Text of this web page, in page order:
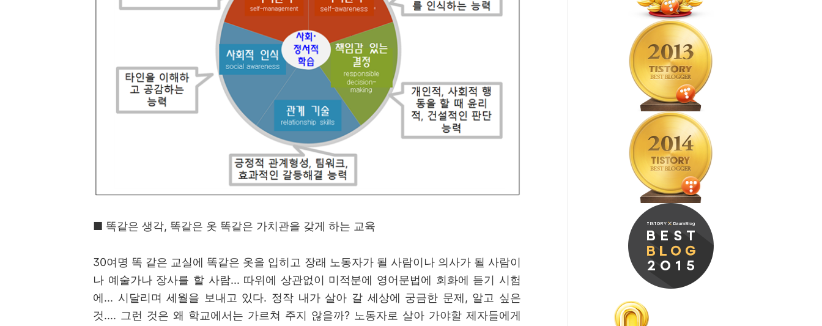
■ 똑같은 생각, 똑같은 옷 똑같은 가치관을 갖게 하는 교육
30여명 똑 같은 교실에 똑같은 옷을 입히고 장래 노동자가 될 사람이나 의사가 될 사람이
나 예술가나 장사를 할 사람... 따위에 상관없이 미적분에 영어문법에 회화에 듣기 시험
에... 시달리며 세월을 보내고 있다. 정작 내가 살아 갈 세상에 궁금한 문제, 알고 싶은
것.... 그런 것은 왜 학교에서는 가르쳐 주지 않을까? 노동자로 살아 가야할 제자들에게